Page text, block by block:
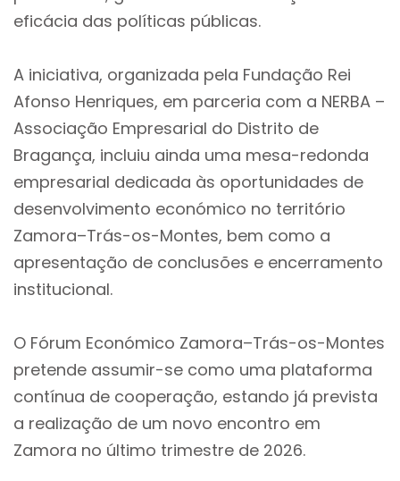
eficácia das políticas públicas.
A iniciativa, organizada pela Fundação Rei
Afonso Henriques, em parceria com a NERBA –
Associação Empresarial do Distrito de
Bragança, incluiu ainda uma mesa-redonda
empresarial dedicada às oportunidades de
desenvolvimento económico no território
Zamora–Trás-os-Montes, bem como a
apresentação de conclusões e encerramento
institucional.
O Fórum Económico Zamora–Trás-os-Montes
pretende assumir-se como uma plataforma
contínua de cooperação, estando já prevista
a realização de um novo encontro em
Zamora no último trimestre de 2026.